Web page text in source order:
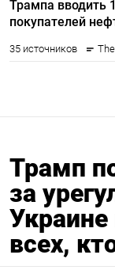
Трамп
за
всех,